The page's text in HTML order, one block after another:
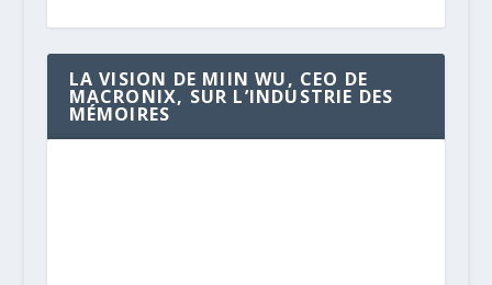
LA VISION DE MIIN WU, CEO DE
MACRONIX, SUR L’INDUSTRIE DES
MÉMOIRES